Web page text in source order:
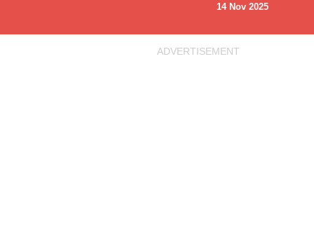
14 Nov 2025